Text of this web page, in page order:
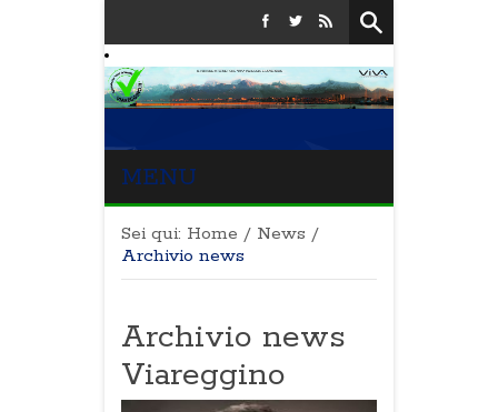
MENU
Sei qui: Home / News /
Archivio news
Archivio news
Viareggino